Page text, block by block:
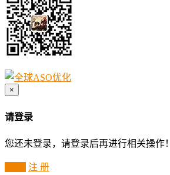
×
请登录
您还未登录，请登录后再进行相关操作！
注 册